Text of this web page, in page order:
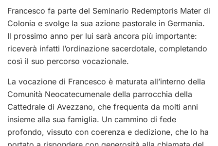
Francesco fa parte del Seminario Redemptoris Mater di
Colonia e svolge la sua azione pastorale in Germania.
Il prossimo anno per lui sarà ancora più importante:
riceverà infatti l’ordinazione sacerdotale, completando
così il suo percorso vocazionale.
La vocazione di Francesco è maturata all’interno della
Comunità Neocatecumenale della parrocchia della
Cattedrale di Avezzano, che frequenta da molti anni
insieme alla sua famiglia. Un cammino di fede
profondo, vissuto con coerenza e dedizione, che lo ha